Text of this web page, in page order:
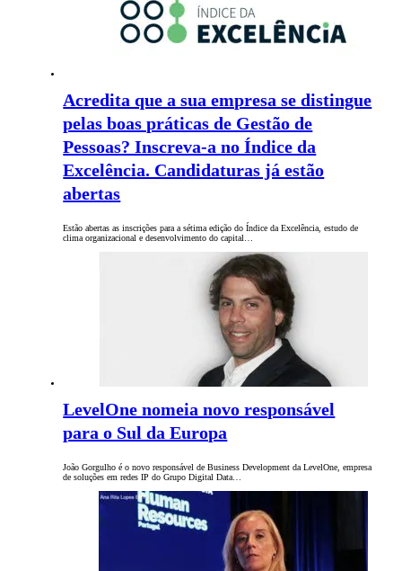
Acredita que a sua empresa se distingue
pelas boas práticas de Gestão de
Pessoas? Inscreva-a no Índice da
Excelência. Candidaturas já estão
abertas
Estão abertas as inscrições para a sétima edição do Índice da Excelência, estudo de
clima organizacional e desenvolvimento do capital…
LevelOne nomeia novo responsável
para o Sul da Europa
João Gorgulho é o novo responsável de Business Development da LevelOne, empresa
de soluções em redes IP do Grupo Digital Data…